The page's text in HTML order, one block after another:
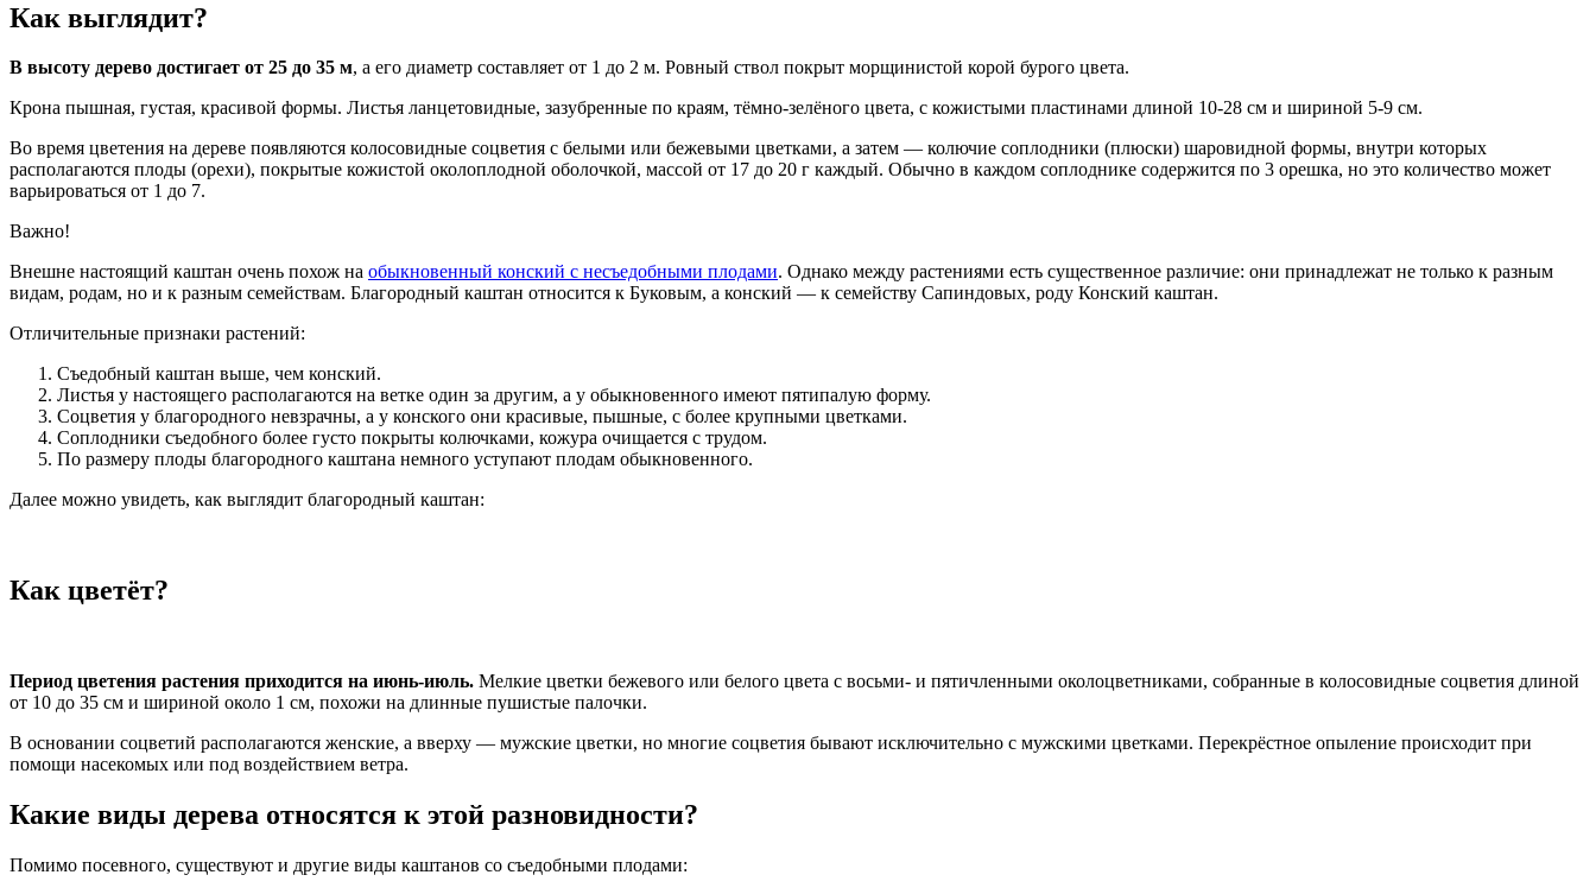
Как выглядит?
В высоту дерево достигает от 25 до 35 м, а его диаметр составляет от 1 до 2 м. Ровный ствол покрыт морщинистой корой бурого цвета.
Крона пышная, густая, красивой формы. Листья ланцетовидные, зазубренные по краям, тёмно-зелёного цвета, с кожистыми пластинами длиной 10-28 см и шириной 5-9 см.
Во время цветения на дереве появляются колосовидные соцветия с белыми или бежевыми цветками, а затем — колючие соплодники (плюски) шаровидной формы, внутри которых
располагаются плоды (орехи), покрытые кожистой околоплодной оболочкой, массой от 17 до 20 г каждый. Обычно в каждом соплоднике содержится по 3 орешка, но это количество может
варьироваться от 1 до 7.
Важно!
Внешне настоящий каштан очень похож на обыкновенный конский с несъедобными плодами. Однако между растениями есть существенное различие: они принадлежат не только к разным
видам, родам, но и к разным семействам. Благородный каштан относится к Буковым, а конский — к семейству Сапиндовых, роду Конский каштан.
Отличительные признаки растений:
Съедобный каштан выше, чем конский.
Листья у настоящего располагаются на ветке один за другим, а у обыкновенного имеют пятипалую форму.
Соцветия у благородного невзрачны, а у конского они красивые, пышные, с более крупными цветками.
Соплодники съедобного более густо покрыты колючками, кожура очищается с трудом.
По размеру плоды благородного каштана немного уступают плодам обыкновенного.
Далее можно увидеть, как выглядит благородный каштан:
Как цветёт?
Период цветения растения приходится на июнь-июль. Мелкие цветки бежевого или белого цвета с восьми- и пятичленными околоцветниками, собранные в колосовидные соцветия длиной
от 10 до 35 см и шириной около 1 см, похожи на длинные пушистые палочки.
В основании соцветий располагаются женские, а вверху — мужские цветки, но многие соцветия бывают исключительно с мужскими цветками. Перекрёстное опыление происходит при
помощи насекомых или под воздействием ветра.
Какие виды дерева относятся к этой разновидности?
Помимо посевного, существуют и другие виды каштанов со съедобными плодами: